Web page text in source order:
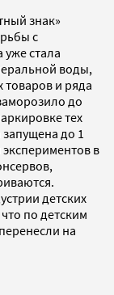
знак»
с
стала
воды,
и ряда
до
тех
до 1
в
детских
по детским
на